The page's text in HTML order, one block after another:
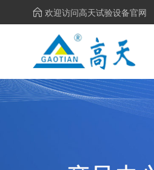
欢迎访问高天试验设备官网